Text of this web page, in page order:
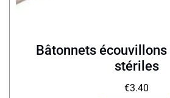
Bâtonnets écouvillons
stériles
€3.40